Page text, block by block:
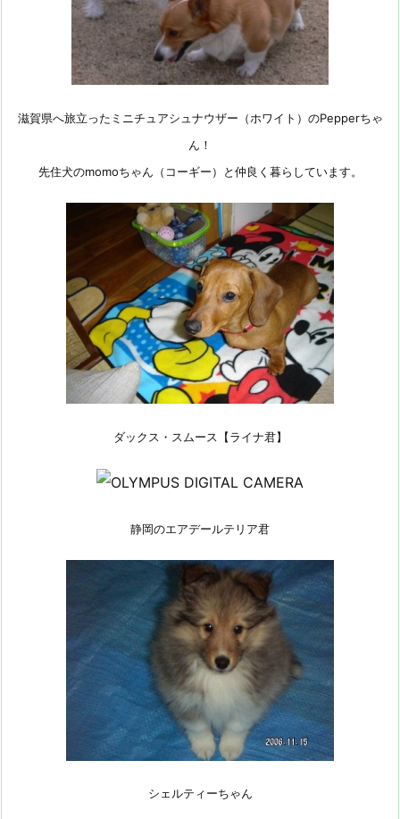
滋賀県へ旅立ったミニチュアシュナウザー（ホワイト）のPepperちゃ
ん！
先住犬のmomoちゃん（コーギー）と仲良く暮らしています。
ダックス・スムース【ライナ君】
静岡のエアデールテリア君
シェルティーちゃん